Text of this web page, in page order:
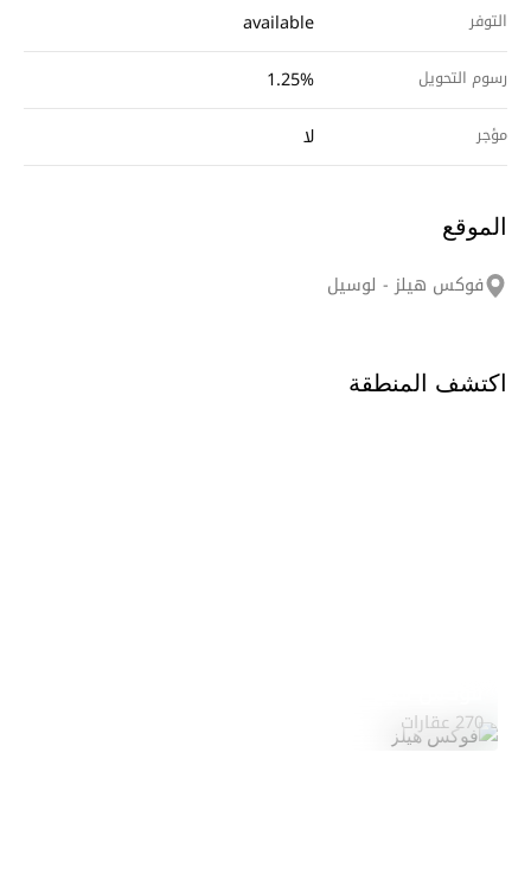
التوفر available
رسوم التحويل 1.25%
مؤجر لا
الموقع
فوكس هيلز - لوسيل
اكتشف المنطقة
270 عقارات